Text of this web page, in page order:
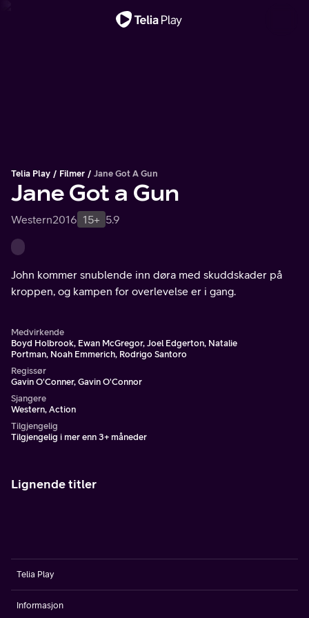
Telia Play Filmer Jane Got A Gun
Jane Got a Gun
Western2016 15+ 5.9
John kommer snublende inn døra med skuddskader på
kroppen, og kampen for overlevelse er i gang.
Medvirkende
Boyd Holbrook, Ewan McGregor, Joel Edgerton, Natalie
Portman, Noah Emmerich, Rodrigo Santoro
Regissør
Gavin O'Conner, Gavin O'Connor
Sjangere
Western, Action
Tilgjengelig
Tilgjengelig i mer enn 3+ måneder
Lignende titler
Telia Play
Informasjon